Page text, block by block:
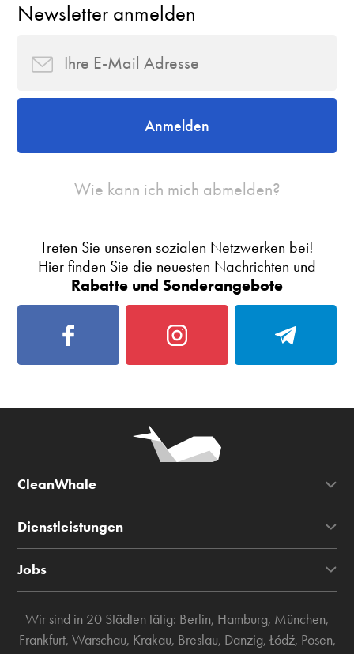
Newsletter anmelden
Anmelden
Wie kann ich mich abmelden?
Treten Sie unseren sozialen Netzwerken bei!
Hier finden Sie die neuesten Nachrichten und
Rabatte und Sonderangebote
CleanWhale
Dienstleistungen
Jobs
Wir sind in 20 Städten tätig: Berlin, Hamburg, München,
Frankfurt, Warschau, Krakau, Breslau, Danzig, Łódź, Posen,